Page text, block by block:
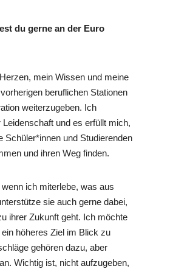
du gerne an der Euro
mein Wissen und meine
beruflichen Stationen
weiterzugeben. Ich
und es erfüllt mich,
Schüler*innen und Studierenden
und ihren Weg finden.
ich miterlebe, was aus
sie auch gerne dabei,
ihrer Zukunft geht. Ich möchte
höheres Ziel im Blick zu
gehören dazu, aber
Wichtig ist, nicht aufzugeben,